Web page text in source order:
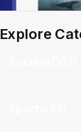
Explore